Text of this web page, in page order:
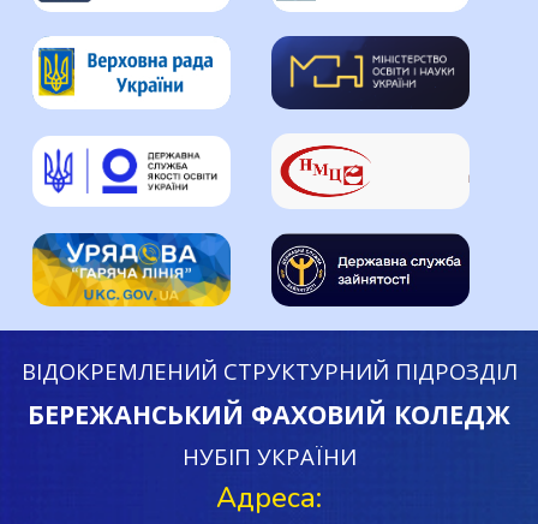
ВІДОКРЕМЛЕНИЙ СТРУКТУРНИЙ ПІДРОЗДІЛ
БЕРЕЖАНСЬКИЙ ФАХОВИЙ КОЛЕДЖ
НУБІП УКРАЇНИ
Адреса: